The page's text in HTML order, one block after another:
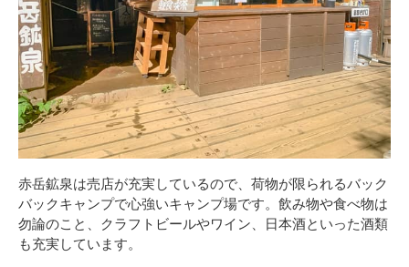
赤岳鉱泉は売店が充実しているので、荷物が限られるバック
バックキャンプで心強いキャンプ場です。飲み物や食べ物は
勿論のこと、クラフトビールやワイン、日本酒といった酒類
も充実しています。